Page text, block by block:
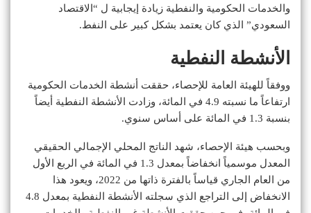
والخدمات الحكومية والنفطية زيادة إيجابية ل “الاقتصاد
السعودي” الذي كان يعتمد بشكل كبير على النفط.
الأنشطة النفطية
ووفقاً للهيئة العامة للإحصاء، حققت أنشطة الخدمات الحكومية
ارتفاعاً ما نسبته 4.9 في المائة، وزادت الأنشطة النفطية أيضاً
بنسبة 1.3 في المائة على أساس سنوي.
وبحسب هيئة الإحصاء، شهد الناتج المحلي الإجمالي الحقيقي
المعدل موسمياً انخفاضاً بمعدل 1.3 في المائة في الربع الأول
من العام الجاري قياساً بالفترة ذاتها من 2022، ويعود هذا
الانخفاض إلى التراجع الذي سجلته الأنشطة النفطية بمعدل 4.8